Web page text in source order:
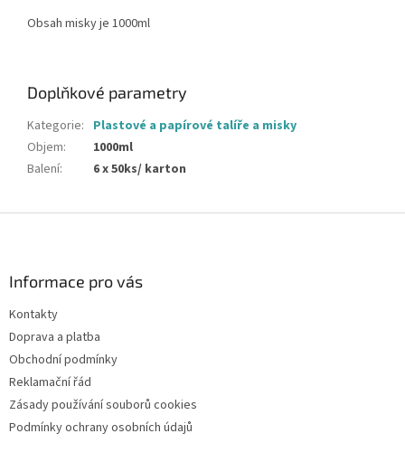
Obsah misky je 1000ml
Doplňkové parametry
Kategorie: Plastové a papírové talíře a misky
Objem:
1000ml
Balení: 6 x 50ks/ karton
Informace pro vás
Kontakty
Doprava a platba
Obchodní podmínky
Reklamační řád
Zásady používání souborů cookies
Podmínky ochrany osobních údajů